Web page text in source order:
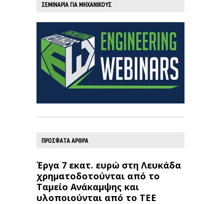
ΣΕΜΙΝΑΡΙΑ ΓΙΑ ΜΗΧΑΝΙΚΟΥΣ
ΠΡΟΣΦΑΤΑ ΑΡΘΡΑ
Έργα 7 εκατ. ευρώ στη Λευκάδα
χρηματοδοτούνται από το
Ταμείο Ανάκαμψης και
υλοποιούνται από το ΤΕΕ